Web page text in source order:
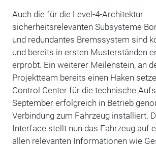
Auch die für die Level-4-Architektur
sicherheitsrelevanten Subsysteme
und redundantes Bremssystem sind
und bereits in ersten Musterständen
erprobt. Ein weiterer Meilenstein, an
Projektteam bereits einen Haken
Control Center für die technische
September erfolgreich in Betrieb
Verbindung zum Fahrzeug installiert.
Interface stellt nun das Fahrzeug auf
allen relevanten Informationen wie